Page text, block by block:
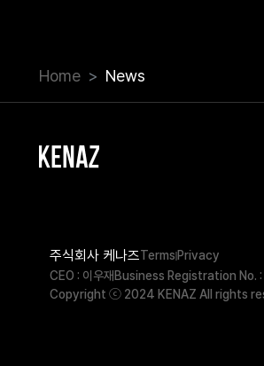
Home News
주식회사 케나즈Terms Privacy
CEO : 이우재 Business Registration
Copyright ⓒ 2024 KENAZ All rights